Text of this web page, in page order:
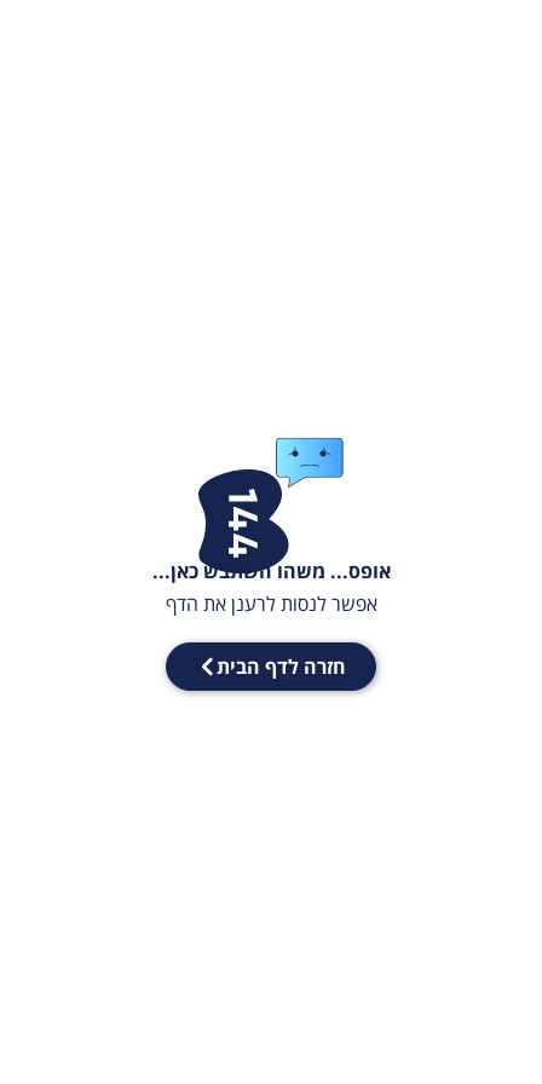
אופס... משהו השתבש כאן...
אפשר לנסות לרענן את הדף
חזרה לדף הבית